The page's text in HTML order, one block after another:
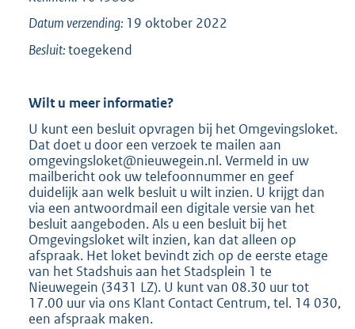
Datum verzending: 19 oktober 2022
Besluit:toegekend
Wilt u meer informatie?
U kunt een besluit opvragen bij het Omgevingsloket.
Dat doet u door een verzoek te mailen aan
omgevingsloket@nieuwegein.nl. Vermeld in uw
mailbericht ook uw telefoonnummer en geef
duidelijk aan welk besluit u wilt inzien. U krijgt dan
via een antwoordmail een digitale versie van het
besluit aangeboden. Als u een besluit bij het
Omgevingsloket wilt inzien, kan dat alleen op
afspraak. Het loket bevindt zich op de eerste etage
van het Stadshuis aan het Stadsplein 1 te
Nieuwegein (3431 LZ). U kunt van 08.30 uur tot
17.00 uur via ons Klant Contact Centrum, tel. 14 030,
een afspraak maken.